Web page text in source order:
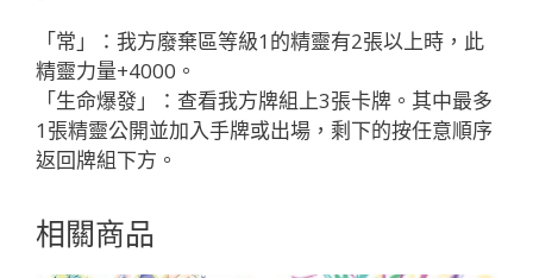
「藍
色
精
靈
奏
羅：
宙
「常」：我方廢棄區等級1的精靈有2張以上時，此
精靈力量+4000。
「生命爆發」：查看我方牌組上3張卡牌。其中最多
1張精靈公開並加入手牌或出場，剩下的按任意順序
返回牌組下方。
相關商品